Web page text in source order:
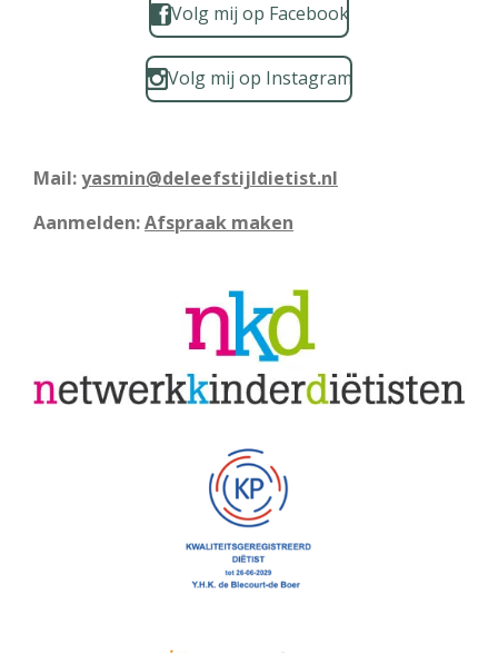
Volg mij op Facebook
Volg mij op Instagram
Mail:yasmin@deleefstijldietist.nl
Aanmelden:Afspraak maken